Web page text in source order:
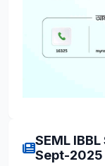
SEML
Sept-2025